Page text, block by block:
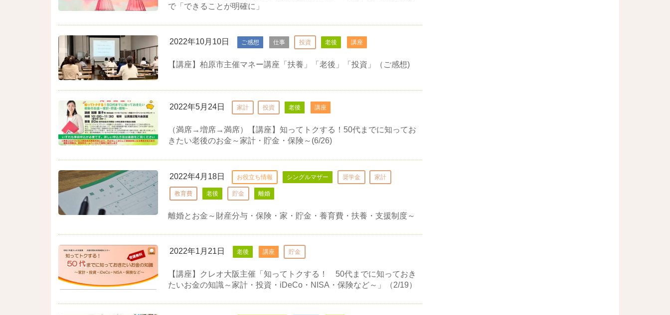
で「できることが明確に」
2022年10月10日 ご感想 仕事 投資 老後 講座
【講座】柏原市主催マネー講座「扶養」「老後」「投資」（ご感想)
2022年5月24日 家計 投資 老後 講座
（満席→増席→満席）【講座】知ってトクする！50代までに知ってお
きたい老後のお金～家計・貯金・保険～(6/26)
2022年4月18日 お役立ち情報 シングルマザー 奨学金 家計
教育費 老後 貯金 離婚
離婚とお金～財産分与・保険・家・貯金・養育費・扶養・支援制度～
2022年1月21日 老後 講座 貯金
【講座】クレオ大阪主催「知ってトクする！ 50代までに知っておき
たいお金の知識～家計・投資・iDeCo・NISA・保険など～」（2/19）